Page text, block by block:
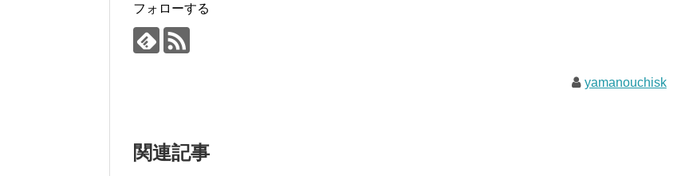
フォローする
yamanouchisk
関連記事